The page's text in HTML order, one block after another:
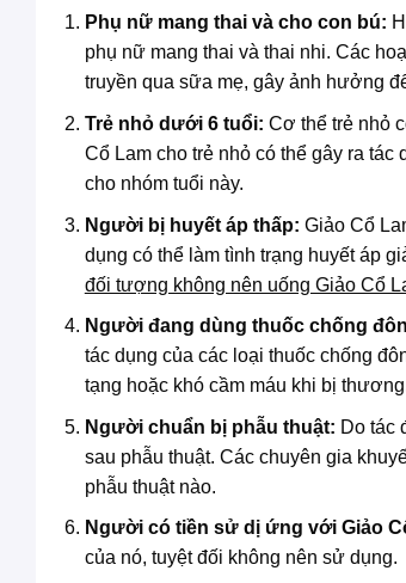
Phụ nữ mang thai và cho con bú:
phụ nữ mang thai và thai nhi. Các
truyền qua sữa mẹ, gây ảnh hưởng
Trẻ nhỏ dưới 6 tuổi: Cơ thể trẻ nhỏ
Cổ Lam cho trẻ nhỏ có thể gây ra
cho nhóm tuổi này.
Người bị huyết áp thấp: Giảo Cổ
dụng có thể làm tình trạng huyết áp
đối tượng không nên uống Giảo Cổ
Người đang dùng thuốc chống
tác dụng của các loại thuốc chống
tạng hoặc khó cầm máu khi bị
Người chuẩn bị phẫu thuật: Do tác
sau phẫu thuật. Các chuyên gia
phẫu thuật nào.
Người có tiền sử dị ứng với Giảo
của nó, tuyệt đối không nên sử dụng.